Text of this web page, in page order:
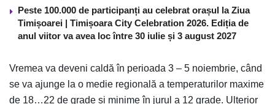
Peste 100.000 de participanți au celebrat orașul la Ziua
Timișoarei | Timișoara City Celebration 2026. Ediția de
anul viitor va avea loc între 30 iulie și 3 august 2027
Vremea va deveni caldă în perioada 3 – 5 noiembrie, când
se va ajunge la o medie regională a temperaturilor maxime
de 18…22 de grade și minime în jurul a 12 grade. Ulterior